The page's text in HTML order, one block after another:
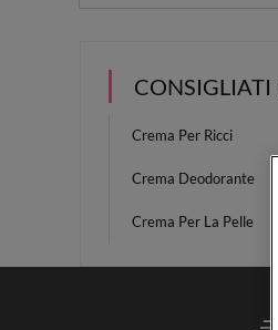
CONSIGLIATI
Crema Per Ricci
Crema Deodorante
Crema Per La Pelle